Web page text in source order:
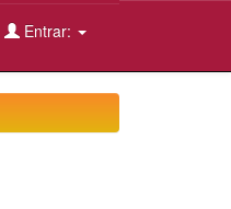
Entrar: